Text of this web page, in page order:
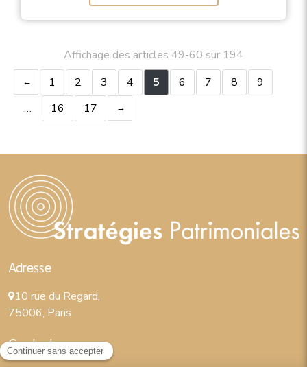
Affichage des articles 49-60 sur 194
1
2 3 4 5 6 7 8
9
…
16 17
Adresse
10 rue du Regard,
75006, Paris
Contact